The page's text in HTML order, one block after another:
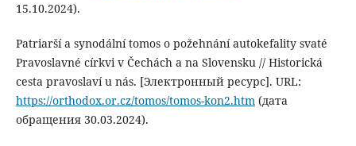
15.10.2024).
Patriarší a synodální tomos o požehnání autokefality svaté
Pravoslavné církvi v Čechách a na Slovensku // Historická
cesta pravoslaví u nás. [Электронный ресурс]. URL:
https://orthodox.or.cz/tomos/tomos-kon2.htm(дата
обращения 30.03.2024).